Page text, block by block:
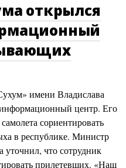
открылся
имени Владислава
центр. Его
сориентировать
в республике. Министр
уточнил, что сотрудник
прилетевших. «Наш